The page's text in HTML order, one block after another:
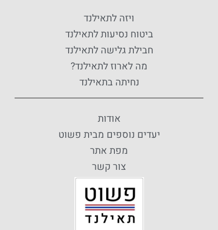
ויזה לתאילנד
ביטוח נסיעות לתאילנד
חבילת גלישה לתאילנד
מה לארוז לתאילנד?
נחיתה בתאילנד
אודות
יעדים נוספים מבית פשוט
מפת אתר
צור קשר